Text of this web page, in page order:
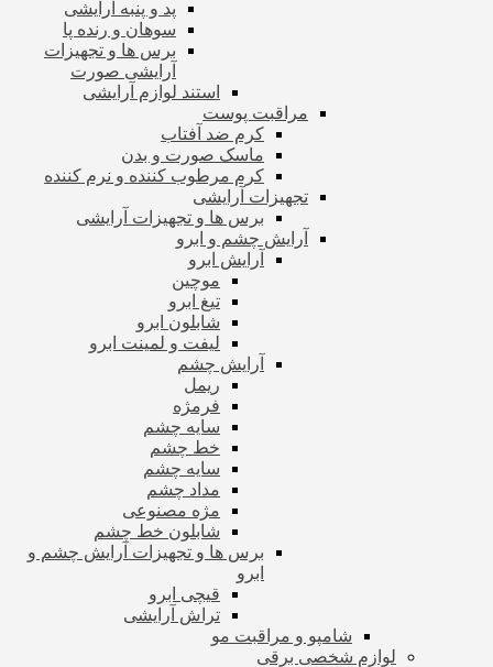
پد و پنبه آرایشی
سوهان و رنده پا
برس ها و تجهیزات
آرایشی صورت
استند لوازم آرایشی
مراقبت پوست
کرم ضد آفتاب
ماسک صورت و بدن
کرم مرطوب کننده و نرم کننده
تجهیزات آرایشی
برس ها و تجهیزات آرایشی
آرایش چشم و ابرو
آرایش ابرو
موچین
تیغ ابرو
شابلون ابرو
لیفت و لمینت ابرو
آرایش چشم
ریمل
فرمژه
سایه چشم
خط چشم
سایه چشم
مداد چشم
مژه مصنوعی
شابلون خط چشم
برس ها و تجهیزات آرایش چشم و
ابرو
قیچی ابرو
تراش آرایشی
شامپو و مراقبت مو
لوازم شخصی برقی